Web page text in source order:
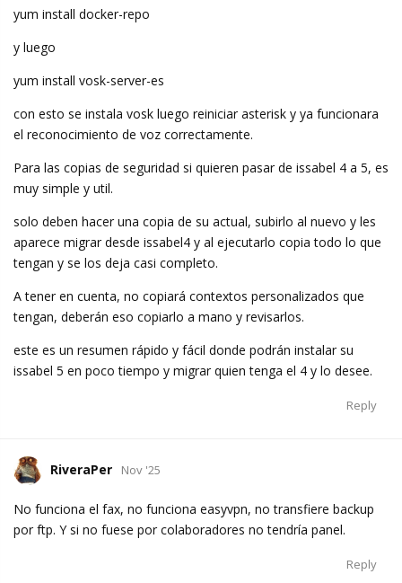
yum install docker-repo
y luego
yum install vosk-server-es
con esto se instala vosk luego reiniciar asterisk y ya funcionara
el reconocimiento de voz correctamente.
Para las copias de seguridad si quieren pasar de issabel 4 a 5, es
muy simple y util.
solo deben hacer una copia de su actual, subirlo al nuevo y les
aparece migrar desde issabel4 y al ejecutarlo copia todo lo que
tengan y se los deja casi completo.
A tener en cuenta, no copiará contextos personalizados que
tengan, deberán eso copiarlo a mano y revisarlos.
este es un resumen rápido y fácil donde podrán instalar su
issabel 5 en poco tiempo y migrar quien tenga el 4 y lo desee.
Reply
RiveraPer Nov '25
No funciona el fax, no funciona easyvpn, no transfiere backup
por ftp. Y si no fuese por colaboradores no tendría panel.
Reply